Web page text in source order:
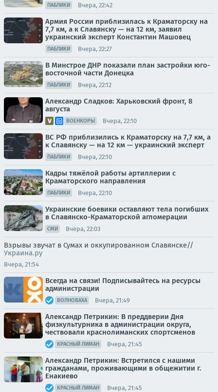
ПАБЛИКИ Вчера, 22:42
Армия России приблизилась к Краматорску на
7,7 км, а к Славянску — на 12 км, заявил
украинский эксперт Константин Машовец
ПАБЛИКИ Вчера, 22:27
В Минстрое ДНР показали план застройки юго-
восточной части Донецка
ПАБЛИКИ Вчера, 22:12
Александр Сладков: Харьковский фронт, 8
августа
ВОЕНКОРЫ Вчера, 22:10
ВС РФ приблизились к Краматорску на 7,7 км, а
к Славянску — на 12 км — украинский эксперт
ПАБЛИКИ Вчера, 22:10
Кадры тяжёлой работы артиллерии с
Краматорского направления
ПАБЛИКИ Вчера, 22:10
Украинские боевики оставляют тела погибших
в Славянско-Краматорской агломерации
СМИ Вчера, 22:03
Взрывы звучат в Сумах и оккупированном Славянске//
Украина.ру
Вчера, 21:54
Всегда на связи! Подписывайтесь на ресурсы
администрации
ВОЛНОВАХА Вчера, 21:49
Александр Петрикин: В преддверии Дня
физкультурника в администрации округа,
чествовали краснолиманских спортсменов
КРАСНЫЙ ЛИМАН Вчера, 21:45
Александр Петрикин: Встретился с нашими
гражданами, проживающими в общежитии г.
Енакиево
КРАСНЫЙ ЛИМАН Вчера, 21:45